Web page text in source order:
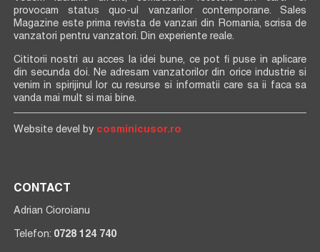
provocam status quo-ul vanzarilor contemporane. Sales
Magazine este prima revista de vanzari din Romania, scrisa de
vanzatori pentru vanzatori. Din experiente reale.
Cititorii nostri au acces la idei bune, ce pot fi puse in aplicare
din secunda doi. Ne adresam vanzatorilor din orice industrie si
venim in spirijinul lor cu resurse si informatii care sa ii faca sa
vanda mai mult si mai bine.
Website devel by cosminicusor.ro
CONTACT
Adrian Cioroianu
Telefon: 0728 124 740